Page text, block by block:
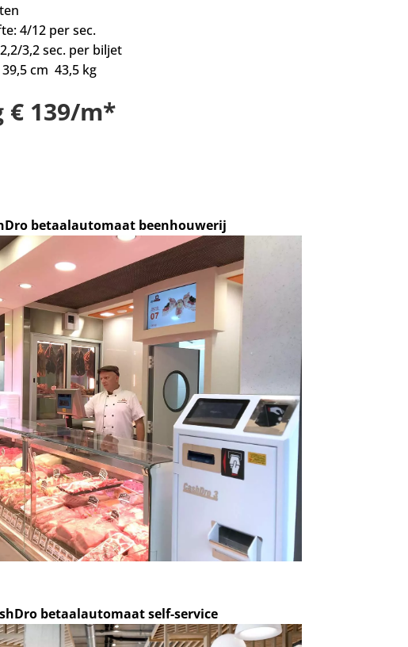
4/12 per sec.
3,2 sec. per biljet
cm 43,5 kg
€ 139/m*
betaalautomaat beenhouwerij
betaalautomaat self-service